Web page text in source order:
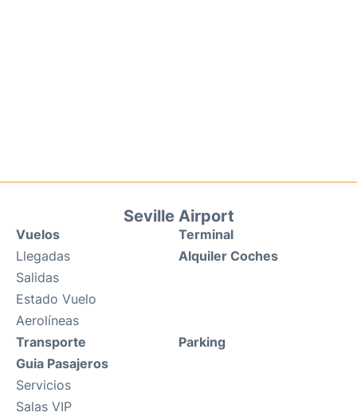
Seville Airport
Vuelos
Llegadas
Salidas
Estado Vuelo
Aerolíneas
Terminal
Alquiler Coches
Transporte
Guia Pasajeros
Servicios
Salas VIP
Parking